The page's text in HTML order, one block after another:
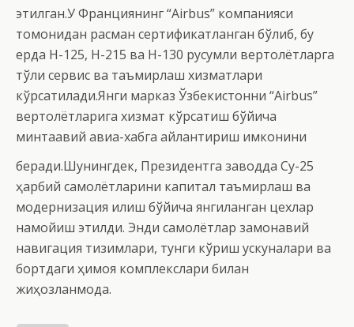
этилган.У Франциянинг “Airbus” компанияси
томонидан расман сертификатланган бўлиб, бу
ерда H-125, H-215 ва H-130 русумли вертолётларга
тўлиқ сервис ва таъмирлаш хизматлари
кўрсатилади.Янги марказ Ўзбекистонни “Airbus”
вертолётларига хизмат кўрсатиш бўйича
минтақавий авиа-хабга айлантириш имконини
беради.Шунингдек, Президентга заводда Су-25
ҳарбий самолётларини капитал таъмирлаш ва
модернизация қилиш бўйича янгиланган цехлар
намойиш этилди. Энди самолётлар замонавий
навигация тизимлари, тунги кўриш ускуналари ва
бортдаги ҳимоя комплекслари билан
жиҳозланмоқда.